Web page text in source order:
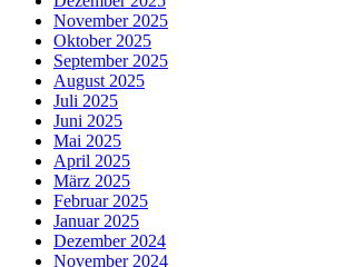
November 2025
Oktober 2025
September 2025
August 2025
Juli 2025
Juni 2025
Mai 2025
April 2025
März 2025
Februar 2025
Januar 2025
Dezember 2024
November 2024